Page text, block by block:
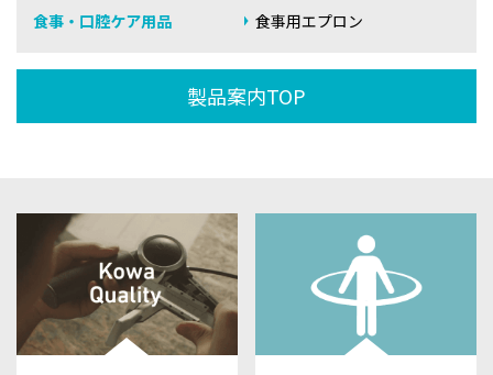
食事・口腔ケア用品 食事用エプロン
製品案内TOP